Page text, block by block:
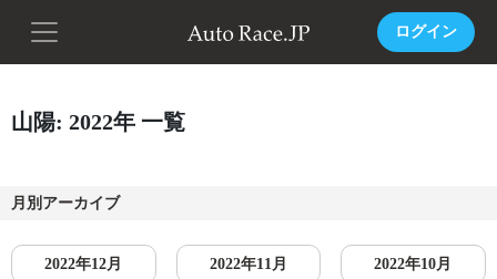
ログイン
山陽: 2022年 一覧
月別アーカイブ
2022年12月 2022年11月 2022年10月